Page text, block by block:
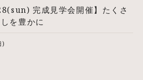
完成見学会開催】たくさ
を豊かに
)